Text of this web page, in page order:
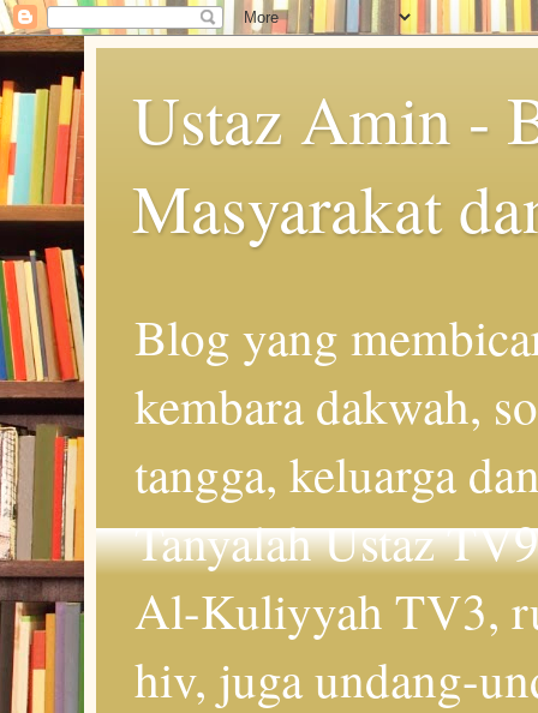
Ustaz Amin -
Masyarakat
Blog yang
kembara dakwah,
tangga, keluarga
Tanyalah Ustaz
Al-Kuliyyah TV3,
hiv, juga undang-